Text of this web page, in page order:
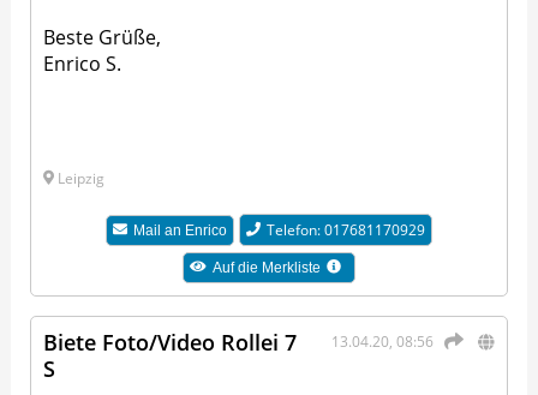
Beste Grüße,
Enrico S.
Leipzig
Mail an Enrico Telefon: 017681170929
Auf die Merkliste
13.04.20, 08:56
Biete Foto/Video Rollei 7
S